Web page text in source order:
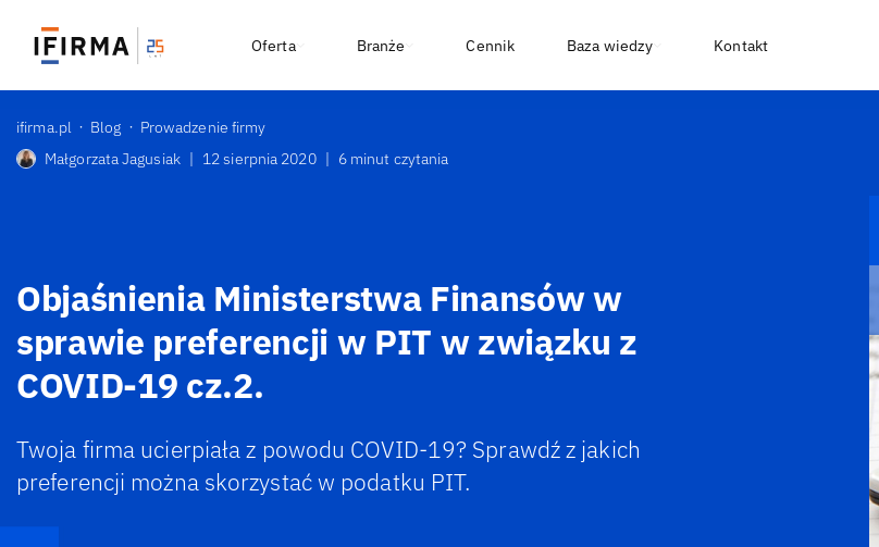
Oferta Branże Cennik Baza wiedzy Kontakt
ifirma.pl Blog
Prowadzenie firmy
Małgorzata Jagusiak | 12 sierpnia 2020 | 6 minut czytania
Objaśnienia Ministerstwa Finansów w
sprawie preferencji w PIT w związku z
COVID-19 cz.2.
Twoja firma ucierpiała z powodu COVID-19? Sprawdź z jakich
preferencji można skorzystać w podatku PIT.